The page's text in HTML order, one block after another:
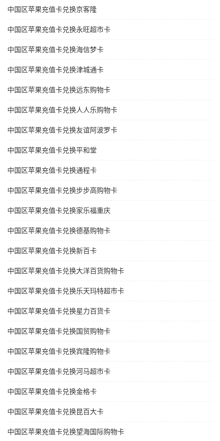
中国区苹果充值卡兑换京客隆
中国区苹果充值卡兑换永旺超市卡
中国区苹果充值卡兑换海信梦卡
中国区苹果充值卡兑换津城通卡
中国区苹果充值卡兑换远东购物卡
中国区苹果充值卡兑换人人乐购物卡
中国区苹果充值卡兑换友谊阿波罗卡
中国区苹果充值卡兑换平和堂
中国区苹果充值卡兑换通程卡
中国区苹果充值卡兑换步步高购物卡
中国区苹果充值卡兑换家乐福重庆
中国区苹果充值卡兑换德基购物卡
中国区苹果充值卡兑换新百卡
中国区苹果充值卡兑换大洋百货购物卡
中国区苹果充值卡兑换乐天玛特超市卡
中国区苹果充值卡兑换星力百货卡
中国区苹果充值卡兑换国贸购物卡
中国区苹果充值卡兑换宾隆购物卡
中国区苹果充值卡兑换河马超市卡
中国区苹果充值卡兑换金格卡
中国区苹果充值卡兑换昆百大卡
中国区苹果充值卡兑换望海国际购物卡